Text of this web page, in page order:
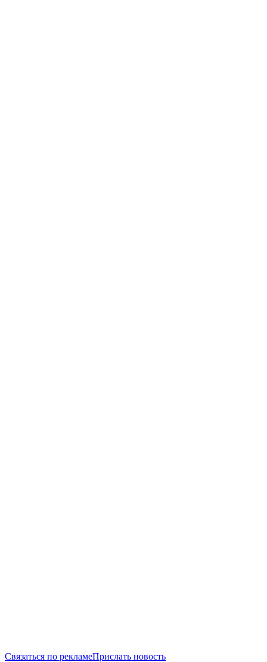
Связаться по рекламеПрислать новость